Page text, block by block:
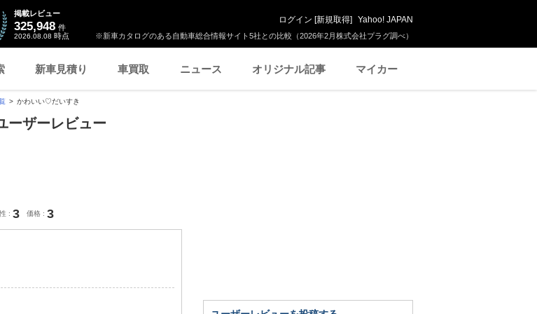
※新車カタログのある自動車総合情報サイト5社との比較（2026年2月株式会社プラグ調べ）
掲載レビュー
325,948 件
2026.08.08 時点
ログイン [新規取得] Yahoo! JAPAN
新車見積り 車買取 ニュース オリジナル記事 マイカー
かわいい♡だいすき
ーザーレビュー
3 価格 3